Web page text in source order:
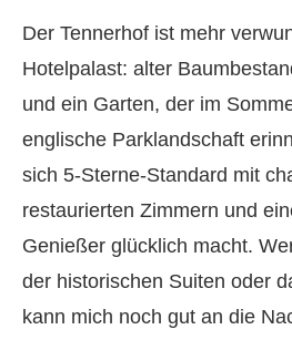
Der Tennerhof ist mehr
Hotelpalast: alter
und ein Garten, der im
englische Parklandschaft
sich 5-Sterne-Standard mit
restaurierten Zimmern und
Genießer glücklich macht.
der historischen Suiten oder
kann mich noch gut an die